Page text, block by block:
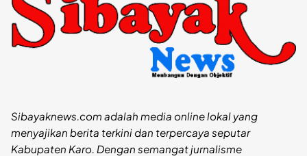
Sibayaknews.com adalah media online lokal yang
menyajikan berita terkini dan terpercaya seputar
Kabupaten Karo. Dengan semangat jurnalisme